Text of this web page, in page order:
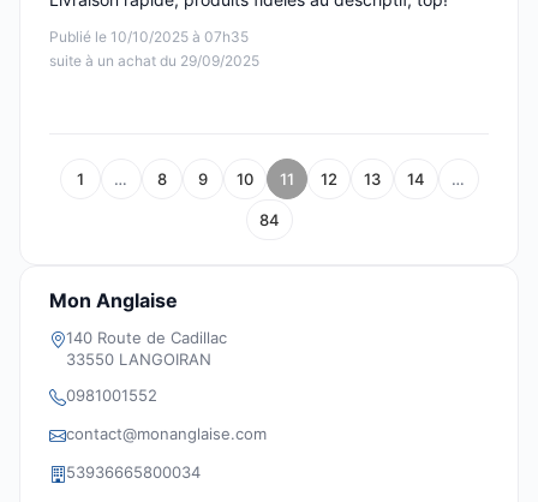
Publié le 10/10/2025 à 07h35
suite à un achat du 29/09/2025
1 … 8 9 10 11 12 13 14 …
84
Mon Anglaise
140 Route de Cadillac
33550 LANGOIRAN
0981001552
contact@monanglaise.com
53936665800034